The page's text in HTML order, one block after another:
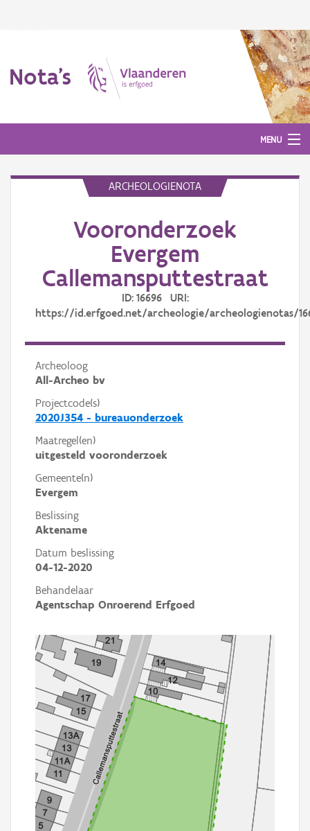
Nota's
MENU
ARCHEOLOGIENOTA
Vooronderzoek
Evergem
Callemansputtestraat
ID: 16696 URI:
https://id.erfgoed.net/archeologie/archeologienotas/
Archeoloog
All-Archeo bv
Projectcode(s)
2020J354 - bureauonderzoek
Maatregel(en)
uitgesteld vooronderzoek
Gemeente(n)
Evergem
Beslissing
Aktename
Datum beslissing
04-12-2020
Behandelaar
Agentschap Onroerend Erfgoed